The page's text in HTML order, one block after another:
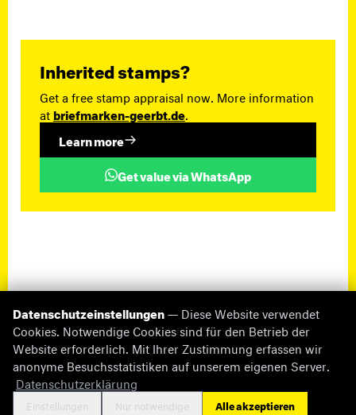
Inherited stamps?
Get a free stamp appraisal now. More information
atbriefmarken-geerbt.de
Learn more
Get value via WhatsApp
© 2026 briefmarken-pruefer.de
Missing InformationImpressumDatenschutz
Cookie-EinstellungenKontakt
Datenschutzeinstellungen— Diese Website verwendet
Cookies. Notwendige Cookies sind für den Betrieb der
Website erforderlich. Mit Ihrer Zustimmung erfassen wir
anonyme Besuchsstatistiken auf unserem eigenen Server.
Datenschutzerklärung
Einstellungen Nur notwendige Alle akzeptieren